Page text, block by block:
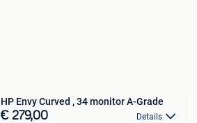
HP Envy Curved , 34 monitor A-Grade
€ 279,00 Details